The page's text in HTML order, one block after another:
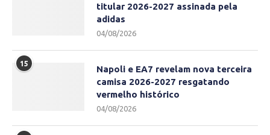
titular 2026-2027 assinada pela
adidas
04/08/2026
15
Napoli e EA7 revelam nova terceira
camisa 2026-2027 resgatando
vermelho histórico
04/08/2026